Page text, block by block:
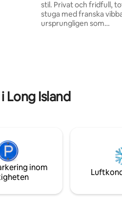
stil. Privat och fridfull,
stuga med franska
ursprungligen som
morgnar, det kan också
Long Island
inom